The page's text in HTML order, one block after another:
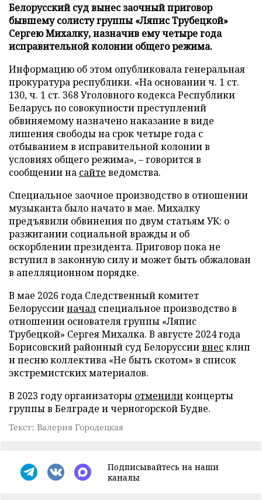
Белорусский суд вынес заочный приговор
бывшему солисту группы «Ляпис Трубецкой»
Сергею Михалку, назначив ему четыре года
исправительной колонии общего режима.
Информацию об этом опубликовала генеральная
прокуратура республики. «На основании ч. 1 ст.
130, ч. 1 ст. 368 Уголовного кодекса Республики
Беларусь по совокупности преступлений
обвиняемому назначено наказание в виде
лишения свободы на срок четыре года с
отбыванием в исправительной колонии в
условиях общего режима», – говорится в
сообщении на сайте ведомства.
Специальное заочное производство в отношении
музыканта было начато в мае. Михалку
предъявили обвинения по двум статьям УК: о
разжигании социальной вражды и об
оскорблении президента. Приговор пока не
вступил в законную силу и может быть обжалован
в апелляционном порядке.
В мае 2026 года Следственный комитет
Белоруссииначал специальное производство в
отношении основателя группы «Ляпис
Трубецкой» Сергея Михалка. В августе 2024 года
Борисовский районный суд Белоруссиивнесклип
и песню коллектива «Не быть скотом» в список
экстремистских материалов.
В 2023 году организаторы отмениликонцерты
группы в Белграде и черногорской Будве.
Текст: Валерия Городецкая
Подписывайтесь на наши
каналы